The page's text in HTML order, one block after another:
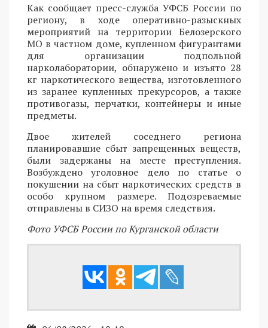
Как сообщает пресс-служба УФСБ России по
региону, в ходе оперативно-разыскных
мероприятий на территории Белозерского
МО в частном доме, купленном фигурантами
для организации подпольной
нарколаборатории, обнаружено и изъято 28
кг наркотического вещества, изготовленного
из заранее купленных прекурсоров, а также
противогазы, перчатки, контейнеры и иные
предметы.
Двое жителей соседнего региона
планировавшие сбыт запрещенных веществ,
были задержаны на месте преступления.
Возбуждено уголовное дело по статье о
покушении на сбыт наркотических средств в
особо крупном размере. Подозреваемые
отправлены в СИЗО на время следствия.
Фото УФСБ России по Курганской области